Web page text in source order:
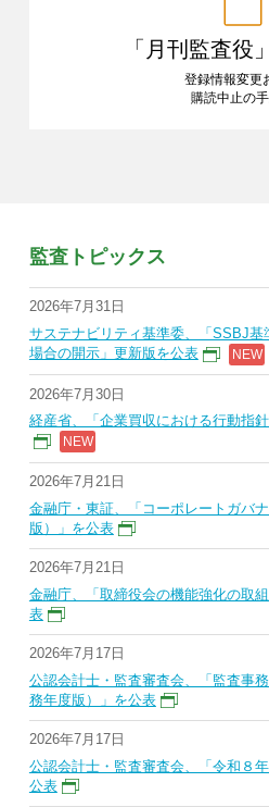
「月刊監査役」
登録情報変更
購読中止の
監査トピックス
2026年7月31日
サステナビリティ基準委、「SSBJ
場合の開示」更新版を公表
2026年7月30日
経産省、「企業買収における行動指
2026年7月21日
金融庁・東証、「コーポレートガバ
版）」を公表
2026年7月21日
金融庁、「取締役会の機能強化の取
表
2026年7月17日
公認会計士・監査審査会、「監査事
務年度版）」を公表
2026年7月17日
公認会計士・監査審査会、「令和８
公表